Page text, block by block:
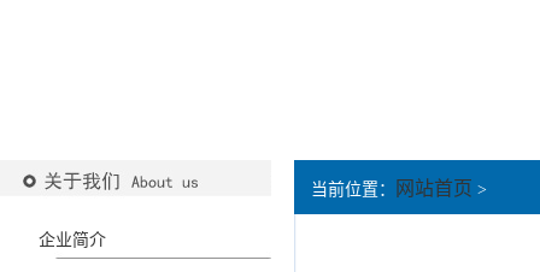
企业简介
当前位置： 网站首页 >